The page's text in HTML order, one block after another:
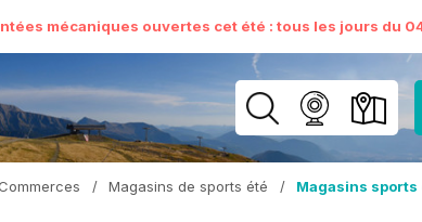
mécaniques ouvertes cet été : tous les jours du
/ Magasins de sports été / Magasins sports